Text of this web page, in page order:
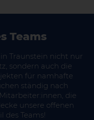
Teams
Traunstein nicht nur
sondern auch die
für namhafte
ständig nach
die
unsere offenen
des Teams!